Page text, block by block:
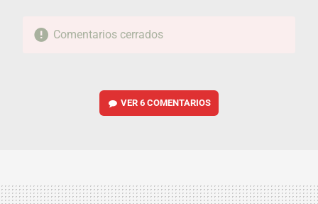
Comentarios cerrados
VER6 COMENTARIOS